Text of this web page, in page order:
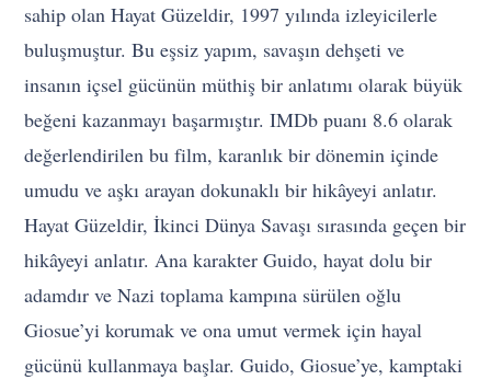
sahip olan Hayat Güzeldir, 1997 yılında izleyicilerle
buluşmuştur. Bu eşsiz yapım, savaşın dehşeti ve
insanın içsel gücünün müthiş bir anlatımı olarak büyük
beğeni kazanmayı başarmıştır. IMDb puanı 8.6 olarak
değerlendirilen bu film, karanlık bir dönemin içinde
umudu ve aşkı arayan dokunaklı bir hikâyeyi anlatır.
Hayat Güzeldir, İkinci Dünya Savaşı sırasında geçen bir
hikâyeyi anlatır. Ana karakter Guido, hayat dolu bir
adamdır ve Nazi toplama kampına sürülen oğlu
Giosue’yi korumak ve ona umut vermek için hayal
gücünü kullanmaya başlar. Guido, Giosue’ye, kamptaki